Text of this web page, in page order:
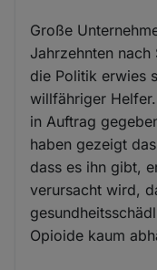
Große
Jahrzehnten
die Politik erwies
willfähriger
in Auftrag
haben gezeigt
dass es ihn gibt,
verursacht wird,
Opioide kaum